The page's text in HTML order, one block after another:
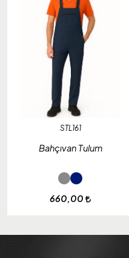
STL161
Bahçıvan Tulum
660,00